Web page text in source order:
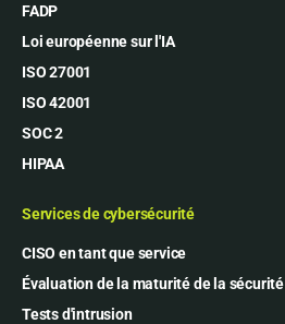
FADP
Loi européenne sur l'IA
ISO 27001
ISO 42001
SOC 2
HIPAA
Services de cybersécurité
CISO en tant que service
Évaluation de la maturité de la sécurité
Tests d'intrusion